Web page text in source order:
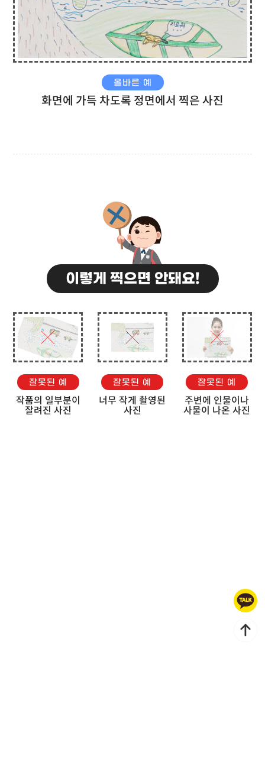
올바른 예
화면에 가득 차도록 정면에서 찍은 사진
이렇게 찍으면 안돼요!
잘못된 예
작품의 일부분이
잘려진 사진
잘못된 예
너무 작게 촬영된
사진
잘못된 예
주변에 인물이나
사물이 나온 사진